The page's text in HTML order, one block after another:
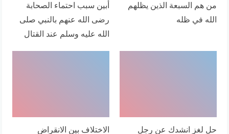
من هم السبعة الذين يظلهم
الله في ظله
أبين سبب احتماء الصحابة
رضى الله عنهم بالنبي صلى
الله عليه وسلم عند القتال
حل لغز انشدك عن رجل
الاختلاف بين الانقراض